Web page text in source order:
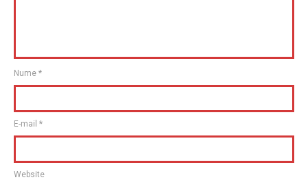
Nume *
E-mail *
Website